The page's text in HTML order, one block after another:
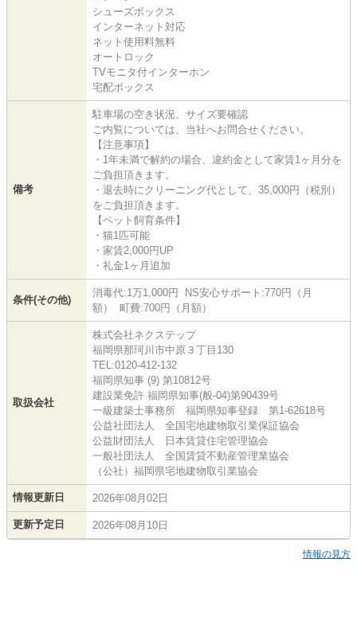
シューズボックス
インターネット対応
ネット使用料無料
オートロック
TVモニタ付インターホン
宅配ボックス
備考
駐車場の空き状況、サイズ要確認
ご内覧については、当社へお問合せください。
【注意事項】
・1年未満で解約の場合、違約金として家賃1ヶ月分を
ご負担頂きます。
・退去時にクリーニング代として、35,000円（税別）
をご負担頂きます。
【ペット飼育条件】
・猫1匹可能
・家賃2,000円UP
・礼金1ヶ月追加
条件(その他)
消毒代:1万1,000円 NS安心サポート:770円（月
額） 町費:700円（月額）
取扱会社
株式会社ネクステップ
福岡県那珂川市中原３丁目130
TEL:0120-412-132
福岡県知事 (9) 第10812号
建設業免許 福岡県知事(般-04)第90439号
一級建築士事務所 福岡県知事登録 第1-62618号
公益社団法人 全国宅地建物取引業保証協会
公益財団法人 日本賃貸住宅管理協会
一般社団法人 全国賃貸不動産管理業協会
（公社）福岡県宅地建物取引業協会
情報更新日 2026年08月02日
更新予定日 2026年08月10日
情報の見方